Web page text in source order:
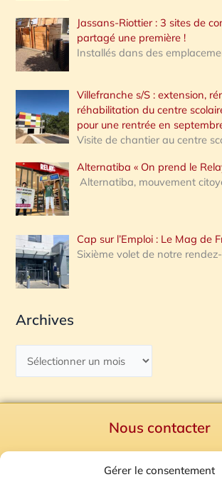
Gérer le consentement
Jassans-Riottier : 3 sites de
partagé une première !
Installés dans des
Villefranche s/S : extension,
réhabilitation du centre
pour une rentrée en
Visite de chantier au centre
Alternatiba « On prend le
Alternatiba, mouvement
Cap sur l’Emploi : Le Mag de
Sixième volet de notre
Archives
Nous contacter